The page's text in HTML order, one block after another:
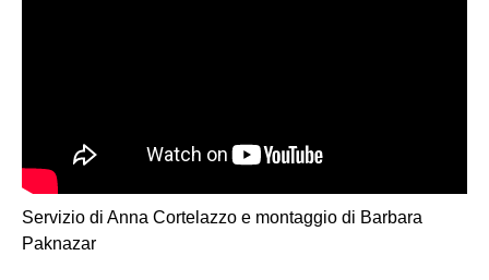
Servizio di Anna Cortelazzo e montaggio di Barbara
Paknazar